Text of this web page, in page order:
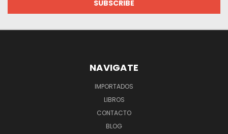
NAVIGATE
IMPORTADOS
LIBROS
CONTACTO
BLOG